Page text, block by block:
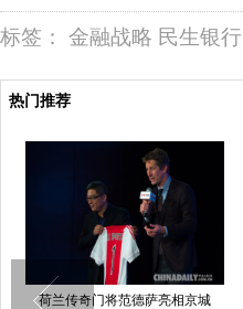
标签： 金融战略 民生银行
热门推荐
荷兰传奇门将范德萨亮相京城